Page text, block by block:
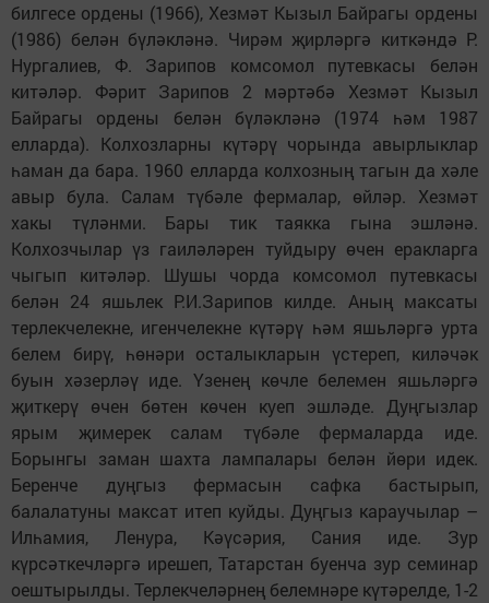
билгесе ордены (1966), Хезмәт Кызыл Байрагы ордены
(1986) белән бүләкләнә. Чирәм җирләргә киткәндә Р.
Нургалиев, Ф. Зарипов комсомол путевкасы белән
китәләр. Фәрит Зарипов 2 мәртәбә Хезмәт Кызыл
Байрагы ордены белән бүләкләнә (1974 һәм 1987
елларда). Колхозларны күтәрү чорында авырлыклар
һаман да бара. 1960 елларда колхозның тагын да хәле
авыр була. Салам түбәле фермалар, өйләр. Хезмәт
хакы түләнми. Бары тик таякка гына эшләнә.
Колхозчылар үз гаиләләрен туйдыру өчен еракларга
чыгып китәләр. Шушы чорда комсомол путевкасы
белән 24 яшьлек Р.И.Зарипов килде. Аның максаты
терлекчелекне, игенчелекне күтәрү һәм яшьләргә урта
белем бирү, һөнәри осталыкларын үстереп, киләчәк
буын хәзерләү иде. Үзенең көчле белемен яшьләргә
җиткерү өчен бөтен көчен куеп эшләде. Дуңгызлар
ярым җимерек салам түбәле фермаларда иде.
Борынгы заман шахта лампалары белән йөри идек.
Беренче дуңгыз фермасын сафка бастырып,
балалатуны максат итеп куйды. Дуңгыз караучылар –
Илһамия, Ленура, Кәүсәрия, Сания иде. Зур
күрсәткечләргә ирешеп, Татарстан буенча зур семинар
оештырылды. Терлекчеләрнең белемнәре күтәрелде, 1-2